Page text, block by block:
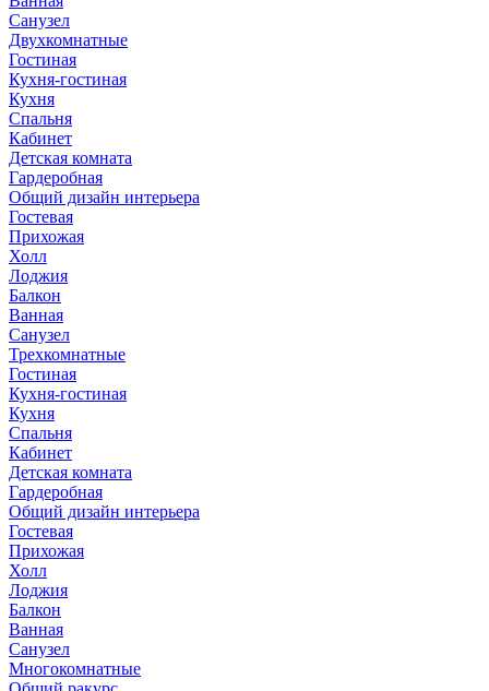
Санузел
Двухкомнатные
Гостиная
Кухня-гостиная
Кухня
Спальня
Кабинет
Детская комната
Гардеробная
Общий дизайн интерьера
Гостевая
Прихожая
Холл
Лоджия
Балкон
Ванная
Санузел
Трехкомнатные
Гостиная
Кухня-гостиная
Кухня
Спальня
Кабинет
Детская комната
Гардеробная
Общий дизайн интерьера
Гостевая
Прихожая
Холл
Лоджия
Балкон
Ванная
Санузел
Многокомнатные